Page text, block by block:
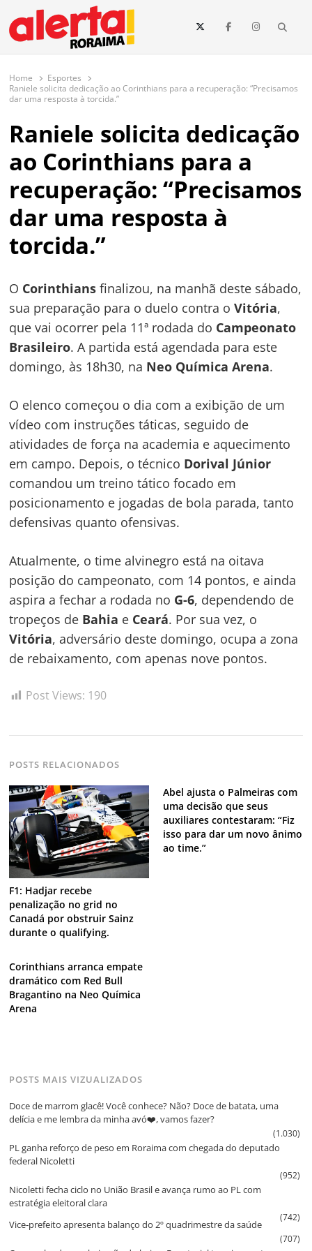
conteúdo
O maior portal de notícias de Roraima
O Alerta Roraima é seu portal de notícias completo sobre política,
e todo o estado de Roraima. Fique sempre informado com
atualizações em tempo real!
Home
Esportes
Raniele solicita dedicação ao Corinthians para a recuperação: “Precisamos
dar uma resposta à torcida.”
Raniele solicita dedicação
ao Corinthians para a
recuperação: “Precisamos
dar uma resposta à
torcida.”
O Corinthians finalizou, na manhã deste sábado,
sua preparação para o duelo contra oVitória,
que vai ocorrer pela 11ª rodada do Campeonato
Brasileiro. A partida está agendada para este
domingo, às 18h30, na Neo Química Arena.
O elenco começou o dia com a exibição de um
vídeo com instruções táticas, seguido de
atividades de força na academia e aquecimento
em campo. Depois, o técnico Dorival Júnior
comandou um treino tático focado em
posicionamento e jogadas de bola parada, tanto
defensivas quanto ofensivas.
Atualmente, o time alvinegro está na oitava
posição do campeonato, com 14 pontos, e ainda
aspira a fechar a rodada no G-6, dependendo de
tropeços de Bahia e Ceará. Por sua vez, o
Vitória, adversário deste domingo, ocupa a zona
de rebaixamento, com apenas nove pontos.
Post Views: 190
POSTS RELACIONADOS
F1: Hadjar recebe
penalização no grid no
Canadá por obstruir Sainz
durante o qualifying.
Abel ajusta o Palmeiras com
uma decisão que seus
auxiliares contestaram: “Fiz
isso para dar um novo ânimo
ao time.”
Corinthians arranca empate
dramático com Red Bull
Bragantino na Neo Química
Arena
Navegação
de
POSTS MAIS VIZUALIZADOS
Doce de marrom glacê! Você conhece? Não? Doce de batata, uma
delícia e me lembra da minha avó❤️, vamos fazer?
(1.030)
PL ganha reforço de peso em Roraima com chegada do deputado
federal Nicoletti
(952)
Nicoletti fecha ciclo no União Brasil e avança rumo ao PL com
estratégia eleitoral clara
(742)
Vice‑prefeito apresenta balanço do 2º quadrimestre da saúde
(707)